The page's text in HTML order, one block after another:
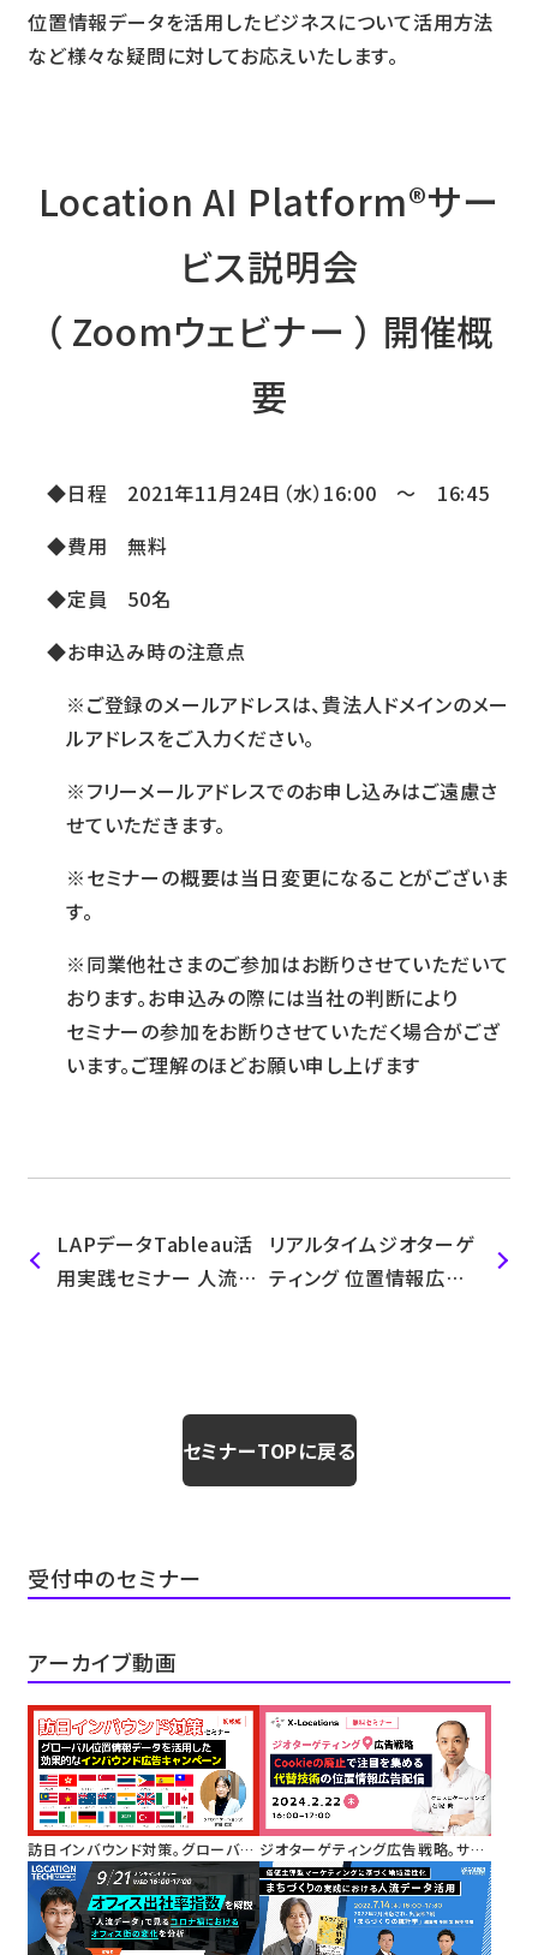
位置情報データを活用したビジネスについて活用方法
など様々な疑問に対してお応えいたします。
Location AI Platform®サー
ビス説明会
（ Zoomウェビナー ） 開催概
要
◆日程 2021年11月24日（水）16:00 ～ 16:45
◆費用 無料
◆定員 50名
◆お申込み時の注意点
※ご登録のメールアドレスは、貴法人ドメインのメー
ルアドレスをご入力ください。
※フリーメールアドレスでのお申し込みはご遠慮さ
せていただきます。
※セミナーの概要は当日変更になることがございま
す。
※同業他社さまのご参加はお断りさせていただいて
おります。お申込みの際には当社の判断により
セミナーの参加をお断りさせていただく場合がござ
います。ご理解のほどお願い申し上げます
LAPデータTableau活
用実践セミナー 人流デ
リアルタイムジオターゲ
ティング 位置情報広告
セミナーTOPに戻る
受付中のセミナー
アーカイブ動画
訪日インバウンド対策。グローバル
位置情報データを活用した効果的
なインバウンド広告キャンペーン
ジオターゲティング広告戦略。サー
ドパーティーCookieの廃止で注目
を集める代替技術としての位置情
報を活用した広告配信